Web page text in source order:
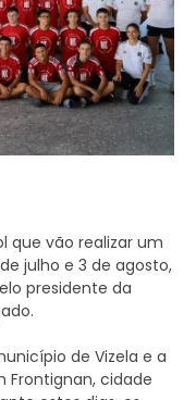
que vão realizar um
julho e 3 de agosto,
presidente da
de Vizela e a
Frontignan, cidade